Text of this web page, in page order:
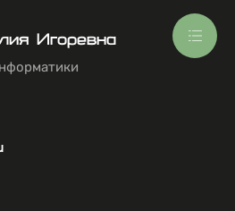
Игоревна